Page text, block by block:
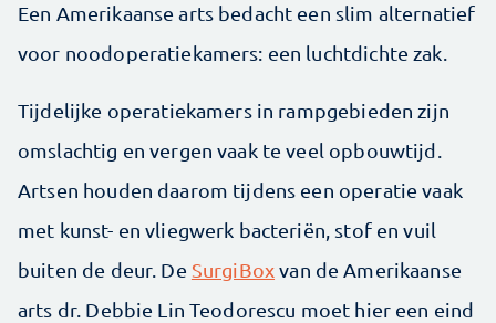
Een Amerikaanse arts bedacht een slim alternatief
voor noodoperatiekamers: een luchtdichte zak.
Tijdelijke operatiekamers in rampgebieden zijn
omslachtig en vergen vaak te veel opbouwtijd.
Artsen houden daarom tijdens een operatie vaak
met kunst- en vliegwerk bacteriën, stof en vuil
buiten de deur. De SurgiBoxvan de Amerikaanse
arts dr. Debbie Lin Teodorescu moet hier een eind